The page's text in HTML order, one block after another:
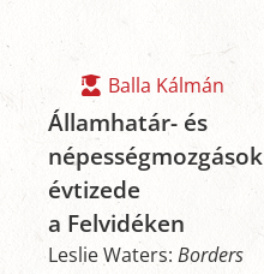
Balla Kálmán
Államhatár- és
népességmozgások
évtizede
a Felvidéken
Leslie Waters: Borders